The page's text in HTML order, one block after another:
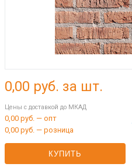
0,00 руб. за шт.
Цены с доставкой до МКАД
0,00 руб. — опт
0,00 руб. — розница
КУПИТЬ